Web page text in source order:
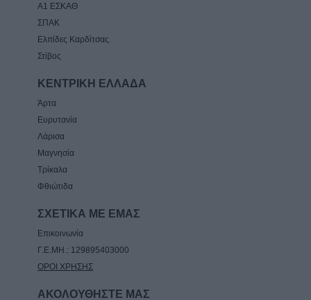
Α1 ΕΣΚΑΘ
ΣΠΑΚ
Ελπίδες Καρδίτσας
Στίβος
ΚΕΝΤΡΙΚΗ ΕΛΛΑΔΑ
Άρτα
Ευρυτανία
Λάρισα
Μαγνησία
Τρίκαλα
Φθιώτιδα
ΣΧΕΤΙΚΑ ΜΕ ΕΜΑΣ
Επικοινωνία
Γ.Ε.ΜΗ.: 129895403000
ΟΡΟΙ ΧΡΗΣΗΣ
ΑΚΟΛΟΥΘΗΣΤΕ ΜΑΣ